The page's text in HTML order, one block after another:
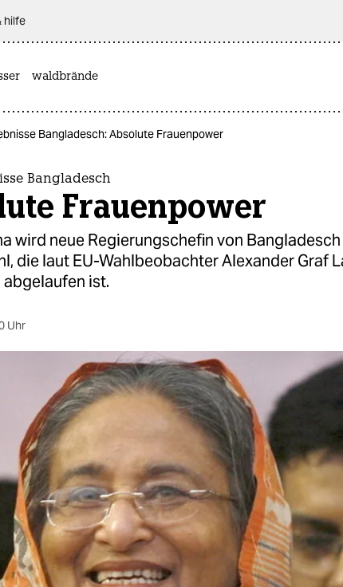
hilfe
waldbrände
Bangladesch: Absolute Frauenpower
Bangladesch
Frauenpower
wird neue Regierungschefin von
die laut EU-Wahlbeobachter Alexander Graf
ist.
Uhr